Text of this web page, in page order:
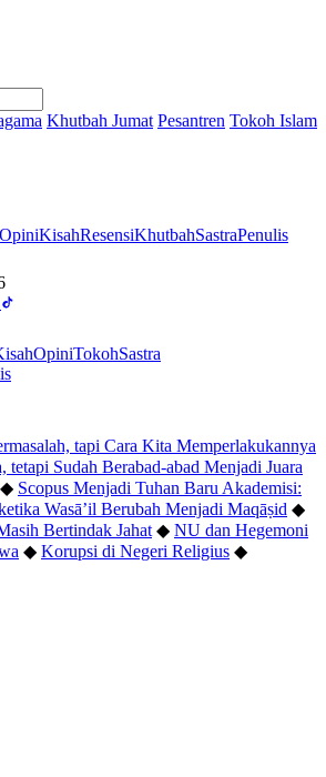
Khutbah Jumat Pesantren Tokoh Islam
OpiniKisahResensiKhutbahSastraPenulis
OpiniTokohSastra
tapi Cara Kita Memperlakukannya
tetapi Sudah Berabad-abad Menjadi Juara
◆ Scopus Menjadi Tuhan Baru Akademisi:
Wasā’il Berubah Menjadi Maqāṣid ◆
Bertindak Jahat ◆ NU dan Hegemoni
◆ Korupsi di Negeri Religius ◆